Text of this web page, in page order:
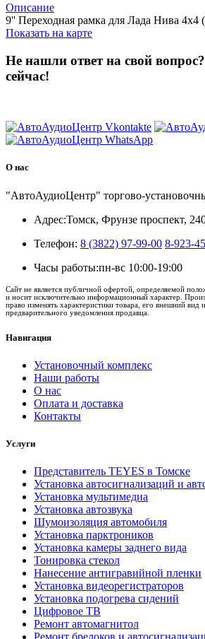
Описание
9'' Переходная рамка для Лада Нива 4х4
Показать на карте
Не нашли ответ на свой вопрос?
сейчас!
О нас
"АвтоАудиоЦентр" торгово-
Адрес:Томск, Фрунзе проспект,
Телефон: 8 (3822) 97-99-00 8-923-
Часы работы:пн-вс 10:00-19:00
Сайт не является публичной офертой, определяемой
и носит исключительно информационный характер.
право изменять характеристики товара, его внешний вид
предварительного уведомления продавца.
Навигация
Установочный комплекс
Наши работы
О нас
Оплата и доставка
Контакты
Услуги
Представитель TEYES в Томске
Установка автосигнализаций и
Установка мультимедиа
Установка автозвука
Шумоизоляция автомобиля
Установка парктроников
Установка камеры заднего вида
Тонировка стекол
Нанесение антигравийной пленки
Установка видеорегистраторов
Установка подогрева сидений
Цифровое ТВ
Ремонт автомагнитол